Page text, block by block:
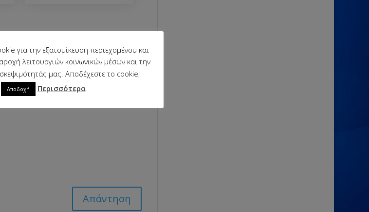
Απάντηση
για την εξατομίκευση περιεχομένου και
λειτουργιών κοινωνικών μέσων και την
μας. Αποδέχεστε το cookie;
Αποδοχή Περισσότερα